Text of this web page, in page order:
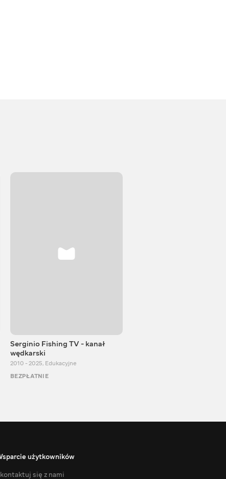
Serginio Fishing TV - kanał
wędkarski
2010 - 2025, Edukacyjne
BEZPŁATNIE
użytkowników
się z nami